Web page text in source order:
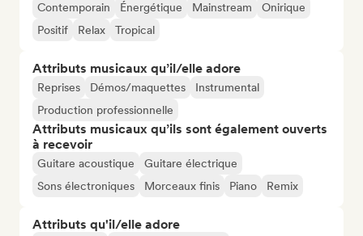
Contemporain Énergétique Mainstream
Onirique
Positif
Relax Tropical
Attributs musicaux qu’il/elle adore
Reprises Démos/maquettes
Instrumental
Production professionnelle
Attributs musicaux qu’ils sont également ouverts
à recevoir
Guitare acoustique
Guitare électrique
Sons électroniques
Morceaux finis Piano Remix
Attributs qu'il/elle adore